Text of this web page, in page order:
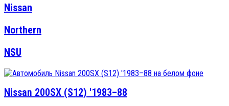
Nissan
Northern
NSU
Nissan 200SX (S12) '1983–88